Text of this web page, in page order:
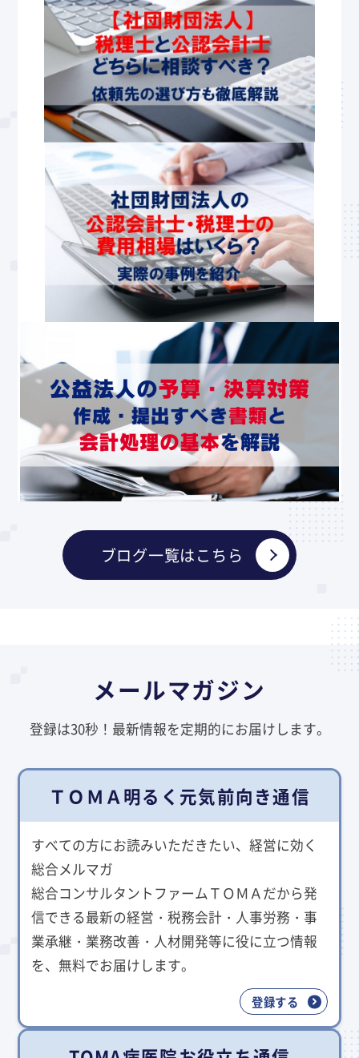
ブログ一覧はこちら
メールマガジン
登録は30秒！最新情報を定期的にお届けします。
ＴＯＭＡ明るく元気前向き通信
すべての方にお読みいただきたい、経営に効く
総合メルマガ
総合コンサルタントファームＴＯＭＡだから発
信できる最新の経営・税務会計・人事労務・事
業承継・業務改善・人材開発等に役に立つ情報
を、無料でお届けします。
登録する